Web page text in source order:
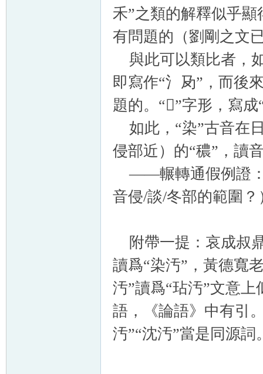
禾”之類的解釋似乎顯
有問題的（劉剛之文
與此可以類比者，
即寫作“氵夃”，而後
題的。“𣲲”字形，寫
如此，“染”古音在
侵部近）的“穠”，讀
——輾轉通假例證：
音侵/談/冬部的範圍？
附帶一提：哀成叔
讀爲“染汚”，黃德寬
汚”讀爲“玷汚”文意上
語，《論語》中有引
汚”“沈汚”當是同源詞